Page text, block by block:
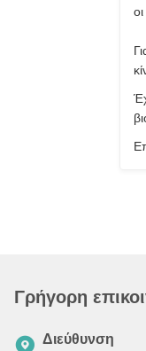
Γρήγορη
Διεύθυνση